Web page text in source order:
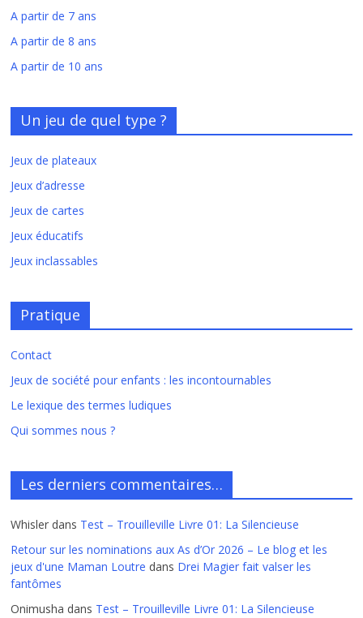
A partir de 7 ans
A partir de 8 ans
A partir de 10 ans
Un jeu de quel type ?
Jeux de plateaux
Jeux d’adresse
Jeux de cartes
Jeux éducatifs
Jeux inclassables
Pratique
Contact
Jeux de société pour enfants : les incontournables
Le lexique des termes ludiques
Qui sommes nous ?
Les derniers commentaires…
Whisler dans Test – Trouilleville Livre 01: La Silencieuse
Retour sur les nominations aux As d’Or 2026 – Le blog et les
jeux d'une Maman Loutre dans Drei Magier fait valser les
fantômes
Onimusha dans Test – Trouilleville Livre 01: La Silencieuse